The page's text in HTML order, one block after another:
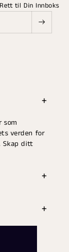
til Din Innboks
som
verden for
Skap ditt